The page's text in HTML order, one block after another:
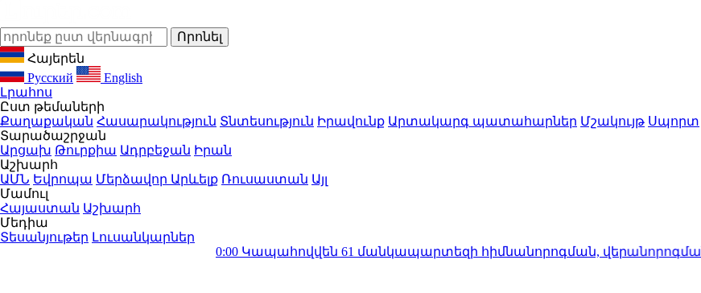
Հայերեն
Русский
English
Լրահոս
Ըստ թեմաների
Քաղաքական Հասարակություն Տնտեսություն Իրավունք Արտակարգ պատահարներ Մշակույթ Սպորտ
Տարածաշրջան
Արցախ Թուրքիա Ադրբեջան Իրան
Աշխարհ
ԱՄՆ Եվրոպա Մերձավոր Արևելք Ռուսաստան Այլ
Մամուլ
Հայաստան Աշխարհ
Մեդիա
Տեսանյութեր Լուսանկարներ
Կապահովվեն 61 մանկապարտեզի հիմնանորոգման, վերանորոգման